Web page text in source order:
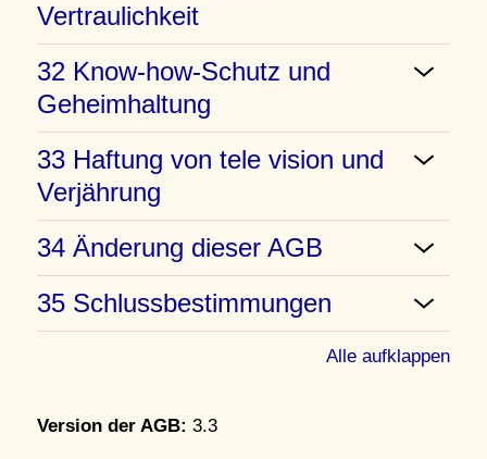
Vertraulichkeit
32 Know-how-Schutz und
Geheimhaltung
33 Haftung von tele vision und
Verjährung
34 Änderung dieser AGB
35 Schlussbestimmungen
Alle aufklappen
Version der AGB: 3.3